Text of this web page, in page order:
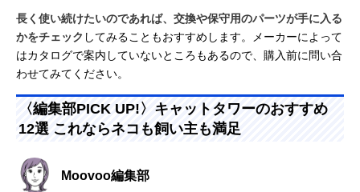
長く使い続けたいのであれば、交換や保守用のパーツが手に入る
かをチェック してみることもおすすめします。メーカーによって
はカタログで案内していないところもあるので、購入前に問い合
わせてみてください。
〈編集部PICK UP!〉キャットタワーのおすすめ
12選 これならネコも飼い主も満足
Moovoo編集部